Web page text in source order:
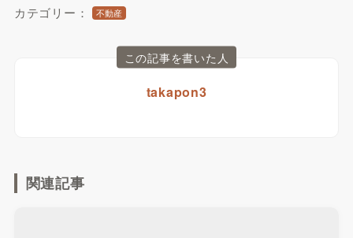
カテゴリー： 不動産
この記事を書いた人
takapon3
関連記事